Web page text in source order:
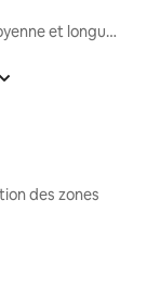
Locations moyenne et longue durée
des zones